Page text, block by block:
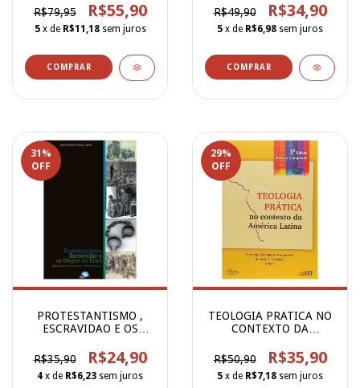
R$79,95
R$55,90
5 x de R$11,18 sem juros
R$49,90
R$34,90
5 x de R$6,98 sem juros
31 %
OFF
PROTESTANTISMO ,
ESCRAVIDAO E OS
R$35,90
R$24,90
4 x de R$6,23 sem juros
29%
OFF
TEOLOGIA PRATICA NO
CONTEXTO DA
R$50,90
R$35,90
5 x de R$7,18 sem juros